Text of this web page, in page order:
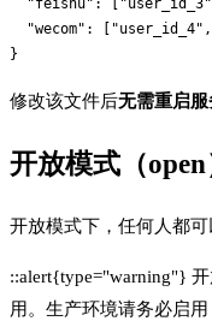
"feishu":
"wecom": ["user_id_4",
修改该文件后无需重启服
开放模式（open
开放模式下，任何人都
::alert{type="warning"}
用。生产环境请务必启